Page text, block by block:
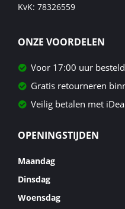
KvK: 78326559
ONZE VOORDELEN
Voor 17:00 uur
Gratis retourneren
Veilig betalen met
OPENINGSTIJDEN
Maandag
Dinsdag
Woensdag